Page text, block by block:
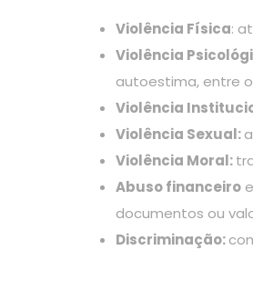
Violência Física:
Violência
autoestima, entre
Violência
Violência Sexual:
Violência Moral:
Abuso financeiro e
documentos ou
Discriminação: